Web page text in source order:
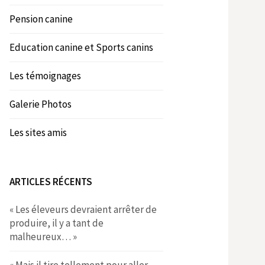
Pension canine
Education canine et Sports canins
Les témoignages
Galerie Photos
Les sites amis
ARTICLES RÉCENTS
« Les éleveurs devraient arrêter de
produire, il y a tant de
malheureux… »